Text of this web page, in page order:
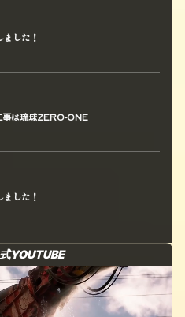
した！
事は琉球ZERO-ONE
した！
YOUTUBE